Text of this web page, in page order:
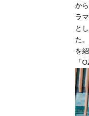
か
ラ
と
た
を
「